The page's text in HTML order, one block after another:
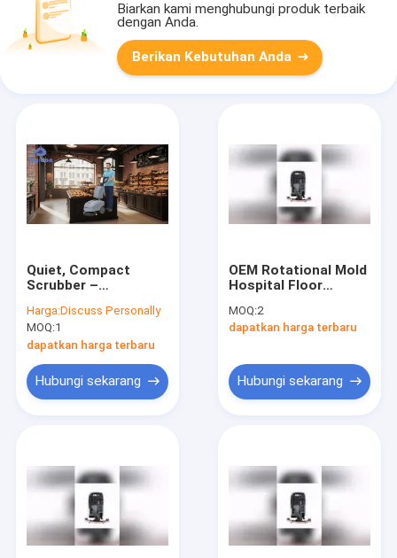
Biarkan kami menghubungi produk terbaik
dengan Anda.
Berikan Kebutuhan Anda
Quiet, Compact
Scrubber –
Pristine Bakery
Floors & Aisles
Harga:Discuss Personally
MOQ:1
dapatkan harga terbaru
Hubungi sekarang
OEM Rotational Mold
Hospital Floor
Blade and CE
Certification
MOQ:2
dapatkan harga terbaru
Hubungi sekarang